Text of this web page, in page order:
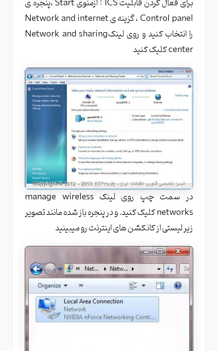
برای فعال کردن قابلیت ICS : ازمنوی Start ،پنجره ی
Control panel ، گزینه ی Network and internet
را انتخاب کنید و روی لینکNetwork and sharing
center کلیک کنید
در سمت چپ روی لینک manage wireless
networks کلیک کنید. و در پنجره باز شده مانند تصویر
زیر لیستی از کانکشن های اینترنت رو میبینید